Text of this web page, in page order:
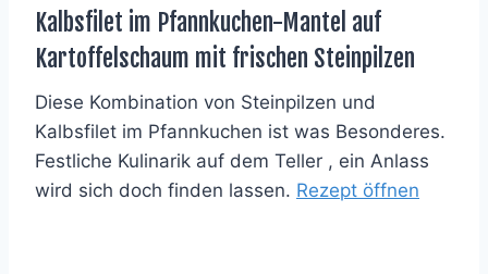
Kalbsfilet im Pfannkuchen-Mantel auf
Kartoffelschaum mit frischen Steinpilzen
Diese Kombination von Steinpilzen und
Kalbsfilet im Pfannkuchen ist was Besonderes.
Festliche Kulinarik auf dem Teller , ein Anlass
wird sich doch finden lassen. Rezept öffnen